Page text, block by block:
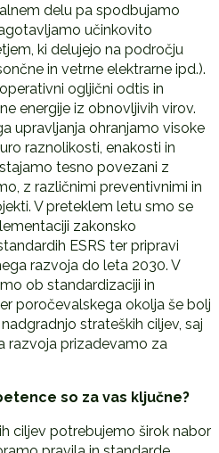
delu pa spodbujamo
učinkovito
ki delujejo na področju
in vetrne elektrarne ipd.).
ogljični odtis in
energije iz obnovljivih virov.
upravljanja ohranjamo visoke
raznolikosti, enakosti in
tesno povezani z
z različnimi preventivnimi in
V preteklem letu smo se
zakonsko
ESRS ter pripravi
razvoja do leta 2030. V
ob standardizaciji in
poročevalskega okolja še bolj
strateških ciljev, saj
razvoja prizadevamo za
so za vas ključne?
ciljev potrebujemo širok nabor